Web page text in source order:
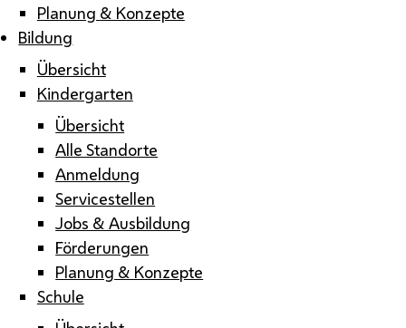
Planung & Konzepte
Bildung
Übersicht
Kindergarten
Übersicht
Alle Standorte
Anmeldung
Servicestellen
Jobs & Ausbildung
Förderungen
Planung & Konzepte
Schule